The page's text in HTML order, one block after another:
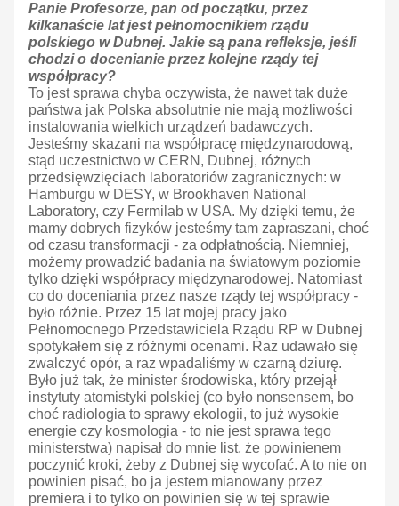
Panie Profesorze, pan od początku, przez
kilkanaście lat jest pełnomocnikiem rządu
polskiego w Dubnej. Jakie są pana refleksje, jeśli
chodzi o docenianie przez kolejne rządy tej
współpracy?
To jest sprawa chyba oczywista, że nawet tak duże
państwa jak Polska absolutnie nie mają możliwości
instalowania wielkich urządzeń badawczych.
Jesteśmy skazani na współpracę międzynarodową,
stąd uczestnictwo w CERN, Dubnej, różnych
przedsięwzięciach laboratoriów zagranicznych: w
Hamburgu w DESY, w Brookhaven National
Laboratory, czy Fermilab w USA. My dzięki temu, że
mamy dobrych fizyków jesteśmy tam zapraszani, choć
od czasu transformacji - za odpłatnością. Niemniej,
możemy prowadzić badania na światowym poziomie
tylko dzięki współpracy międzynarodowej. Natomiast
co do doceniania przez nasze rządy tej współpracy -
było różnie. Przez 15 lat mojej pracy jako
Pełnomocnego Przedstawiciela Rządu RP w Dubnej
spotykałem się z różnymi ocenami. Raz udawało się
zwalczyć opór, a raz wpadaliśmy w czarną dziurę.
Było już tak, że minister środowiska, który przejął
instytuty atomistyki polskiej (co było nonsensem, bo
choć radiologia to sprawy ekologii, to już wysokie
energie czy kosmologia - to nie jest sprawa tego
ministerstwa) napisał do mnie list, że powinienem
poczynić kroki, żeby z Dubnej się wycofać. A to nie on
powinien pisać, bo ja jestem mianowany przez
premiera i to tylko on powinien się w tej sprawie